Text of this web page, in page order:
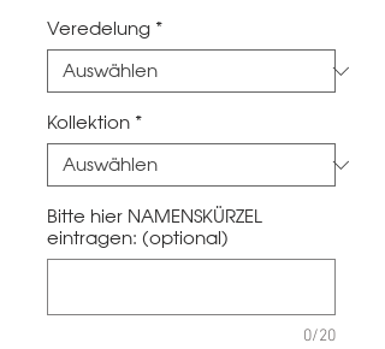
Veredelung *
Kollektion *
Bitte hier NAMENSKÜRZEL
eintragen: (optional)
0/20